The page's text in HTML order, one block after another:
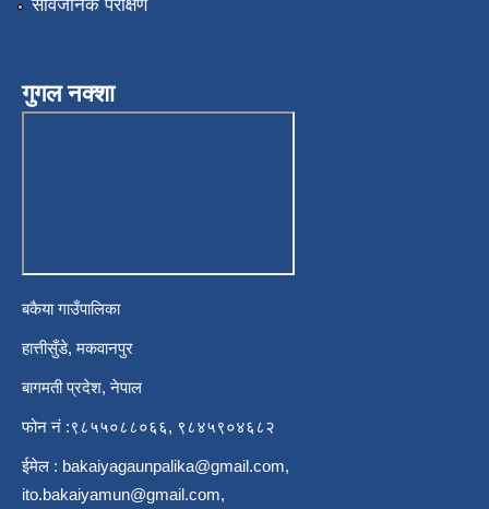
सार्वजनिक परीक्षण
गुगल नक्शा
बकैया गाउँपालिका
हात्तीसुँडे, मकवानपुर
बागमती प्रदेश, नेपाल
फोन नं :९८५५०८८०६६, ९८४५९०४६८२
ईमेल : bakaiyagaunpalika@gmail.com,
ito.bakaiyamun@gmail.com,